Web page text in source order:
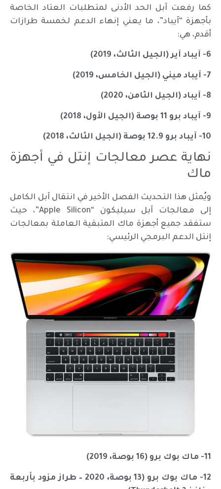
كما رفعت آبل الحد الأدنى لمتطلبات العتاد الخاصة
بأجهزة “آيباد”، ما يعني إنهاء الدعم لخمسة طرازات
أقدم، هي:
6- آيباد آير (الجيل الثالث، 2019)
7- آيباد ميني (الجيل الخامس، 2019)
8- آيباد (الجيل الثامن، 2020)
9- آيباد برو 11 بوصة (الجيل الأول، 2018)
10- آيباد برو 12.9 بوصة (الجيل الثالث، 2018)
نهاية عصر معالجات إنتل في أجهزة
ماك
ويُمثل هذا التحديث الفصل الأخير في انتقال آبل الكامل
إلى معالجات آبل سيليكون “Apple Silicon”، حيث
ستفقد جميع أجهزة ماك المتبقية العاملة بمعالجات
إنتل الدعم البرمجي الرئيسي:
11- ماك بوك برو (16 بوصة، 2019)
12- ماك بوك برو (13 بوصة، 2020 – طراز مزود بأربعة